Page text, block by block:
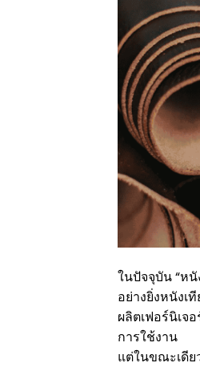
ในปัจจุบัน “ห
อย่างยิ่งหนังเ
ผลิตเฟอร์นิเจ
การใช้งาน
แต่ในขณะเดีย